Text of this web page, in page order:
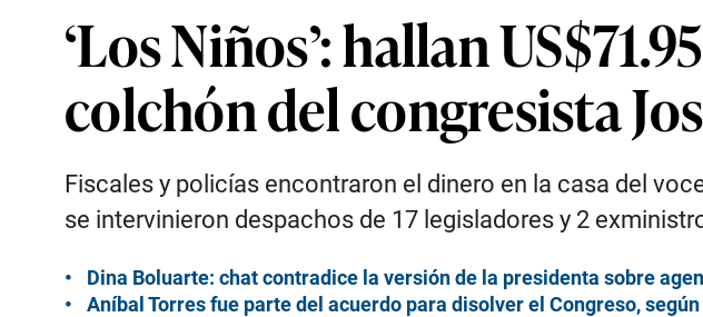
‘Los Niños’: hallan
colchón del congresista
Fiscales y policías encontraron el dinero en la casa del
se intervinieron despachos de 17 legisladores y 2
Dina Boluarte: chat contradice la versión de la presidenta sobre
Aníbal Torres fue parte del acuerdo para disolver el Congreso,